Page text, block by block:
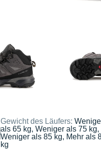
Gewicht des Läufers:
als 65 kg, Weniger als 75 kg,
Weniger als 85 kg, Mehr als
kg